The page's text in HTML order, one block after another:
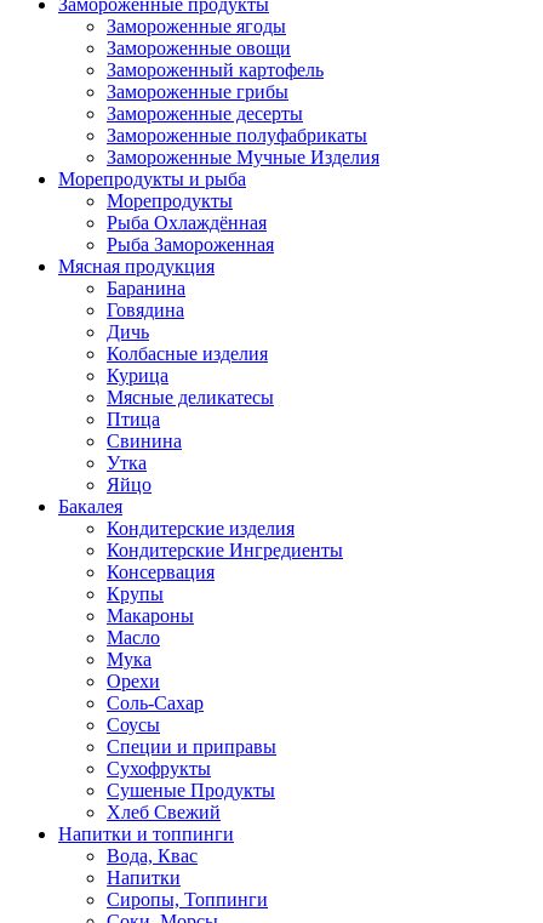
Замороженные продукты
Замороженные ягоды
Замороженные овощи
Замороженный картофель
Замороженные грибы
Замороженные десерты
Замороженные полуфабрикаты
Замороженные Мучные Изделия
Морепродукты и рыба
Морепродукты
Рыба Охлаждённая
Рыба Замороженная
Мясная продукция
Баранина
Говядина
Дичь
Колбасные изделия
Курица
Мясные деликатесы
Птица
Свинина
Утка
Яйцо
Бакалея
Кондитерские изделия
Кондитерские Ингредиенты
Консервация
Крупы
Макароны
Масло
Мука
Орехи
Соль-Сахар
Соусы
Специи и приправы
Сухофрукты
Сушеные Продукты
Хлеб Свежий
Напитки и топпинги
Вода, Квас
Напитки
Сиропы, Топпинги